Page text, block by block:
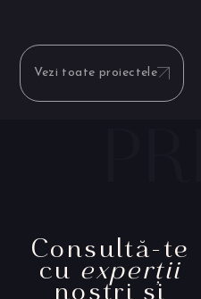
Vezi toate proiectele
Consultă-te
cuexperții
noștri și